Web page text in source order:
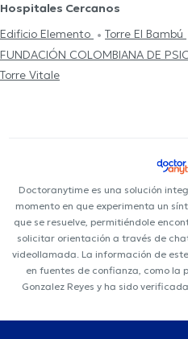
Hospitales Cercanos
Edificio Elemento
Torre El Bambú
FUNDACIÓN COLOMBIANA DE
Torre Vitale
Doctoranytime es una solución
momento en que experimenta un
que se resuelve, permitiéndole
solicitar orientación a través de
videollamada. La información de
en fuentes de confianza, como la
Gonzalez Reyes y ha sido